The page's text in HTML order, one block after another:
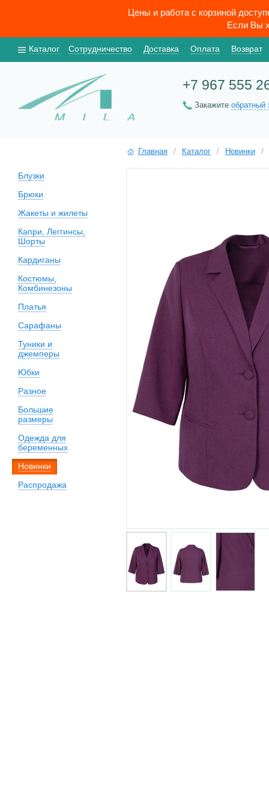
Цены и работа с корзиной
Если Вы
Каталог Сотрудничество Доставка Оплата Возврат
+7 967 555
Закажите обратный
Блузки
Брюки
Жакеты и жилеты
Капри, Леггинсы,
Шорты
Кардиганы
Костюмы,
Комбинезоны
Платья
Сарафаны
Туники и
джемперы
Юбки
Разное
Большие
размеры
Одежда для
беременных
Новинки
Распродажа
Главная / Каталог / Новинки /